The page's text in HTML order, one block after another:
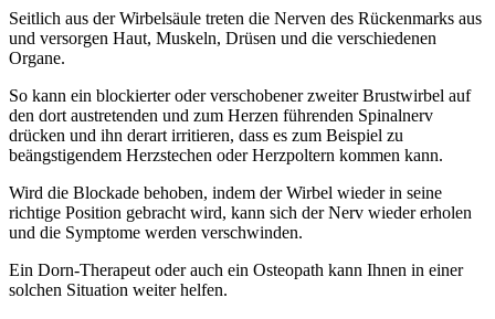
Seitlich aus der Wirbelsäule treten die Nerven des Rückenmarks aus
und versorgen Haut, Muskeln, Drüsen und die verschiedenen
Organe.
So kann ein blockierter oder verschobener zweiter Brustwirbel auf
den dort austretenden und zum Herzen führenden Spinalnerv
drücken und ihn derart irritieren, dass es zum Beispiel zu
beängstigendem Herzstechen oder Herzpoltern kommen kann.
Wird die Blockade behoben, indem der Wirbel wieder in seine
richtige Position gebracht wird, kann sich der Nerv wieder erholen
und die Symptome werden verschwinden.
Ein Dorn-Therapeut oder auch ein Osteopath kann Ihnen in einer
solchen Situation weiter helfen.